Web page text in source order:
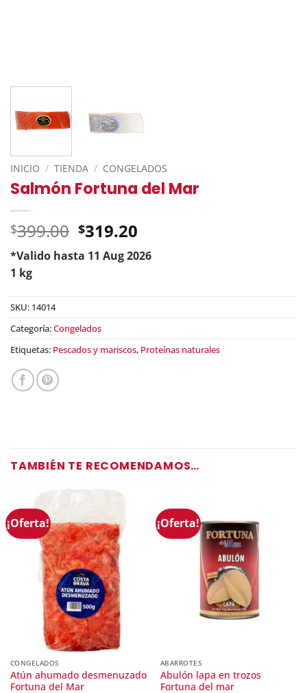
INICIO / TIENDA / CONGELADOS
Salmón Fortuna del Mar
$399.00 Original
price
was:
$319.20
*Valido hasta 11 Aug 2026
Current
is:
$319.20.
1 kg
SKU: 14014
Categoría:Congelados
Etiquetas: Pescados y mariscos, Proteínas naturales
TAMBIÉN TE RECOMENDAMOS…
¡Oferta!
CONGELADOS
Atún ahumado desmenuzado
Fortuna del Mar
¡Oferta!
ABARROTES
Abulón lapa en trozos
Fortuna del mar